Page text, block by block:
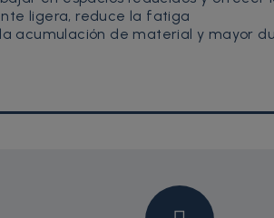
ligera, reduce la fatiga
acumulación de material y mayor